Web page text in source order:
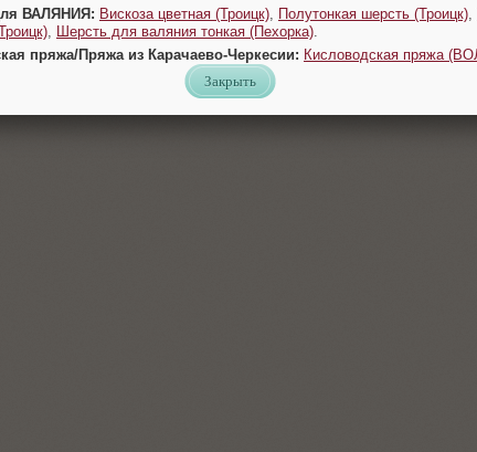
ВАЛЯНИЯ: Вискоза цветная (Троицк) Полутонкая шерсть (Троицк)
Шерсть для валяния тонкая (Пехорка)
пряжа/Пряжа из Карачаево-Черкесии: Кисловодская пряжа
Закрыть